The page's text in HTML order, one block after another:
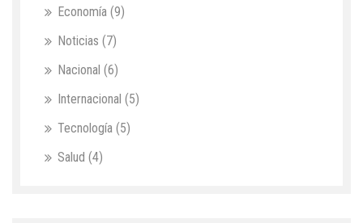
Economía (9)
Noticias (7)
Nacional (6)
Internacional (5)
Tecnología (5)
Salud (4)